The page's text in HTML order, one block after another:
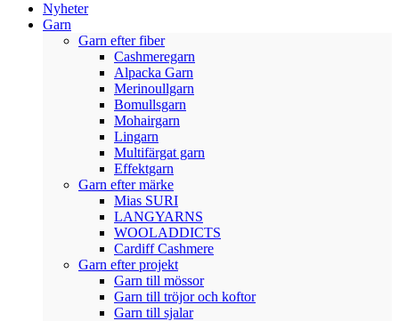
Nyheter
Garn
Garn efter fiber
Cashmeregarn
Alpacka Garn
Merinoullgarn
Bomullsgarn
Mohairgarn
Lingarn
Multifärgat garn
Effektgarn
Garn efter märke
Mias SURI
LANGYARNS
WOOLADDICTS
Cardiff Cashmere
Garn efter projekt
Garn till mössor
Garn till tröjor och koftor
Garn till sjalar